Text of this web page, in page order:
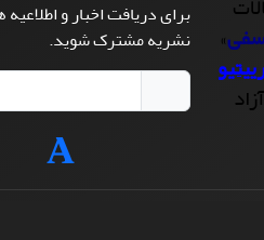
»
برای دریافت اخبار و
نشریه مشترک شوید.